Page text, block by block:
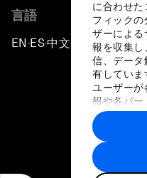
に合わせた
フィックの
ザーによる
報を収集し
信、データ
有していま
ユーザー
報や各パー
に収集さ
トナーによ
す。
言語
EN ▪ES▪中文▪ 日本語
プライバシー
サ